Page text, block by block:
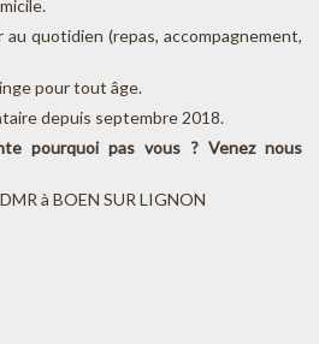
quotidien (repas, accompagnement,
pour tout âge.
depuis septembre 2018.
pourquoi pas vous ? Venez nous
à BOEN SUR LIGNON